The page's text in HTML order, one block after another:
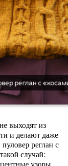
невыходятиз
и делаютдаже
пуловерреглан с
такой случай: